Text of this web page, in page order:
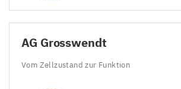
AG Grosswendt
Vom Zellzustand zur Funktion